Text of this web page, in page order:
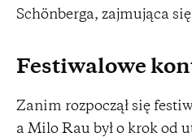
Schönberga, zajmująca
Festiwalowe
Zanim rozpoczął się
a Milo Rau był o krok od